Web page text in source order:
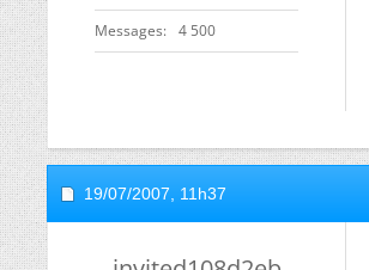
Messages 4 500
19/07/2007, 11h37